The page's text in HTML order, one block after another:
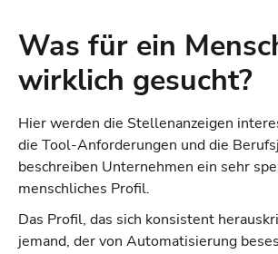
Was für ein
wirklich gesucht?
Hier werden die Stellenanzeigen
die Tool-Anforderungen und die
beschreiben Unternehmen ein sehr
menschliches Profil.
Das Profil, das sich konsistent
jemand, der von Automatisierung